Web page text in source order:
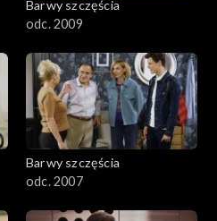
Barwy szczęścia
odc. 2009
Barwy szczęścia
odc. 2007